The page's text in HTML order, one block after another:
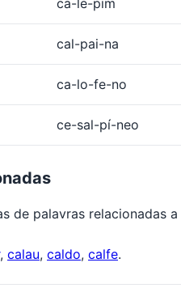
ca-le-pim
cal-pai-na
ca-lo-fe-no
ce-sal-pí-neo
de palavras relacionadas a
, calau, caldo, calfe.